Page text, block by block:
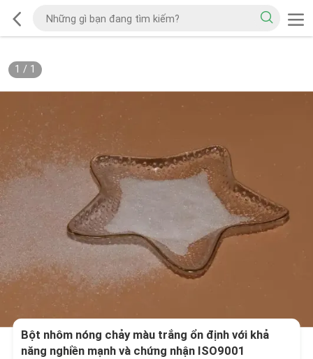
1 / 1
Bột nhôm nóng chảy màu trắng ổn định với khả
năng nghiền mạnh và chứng nhận ISO9001